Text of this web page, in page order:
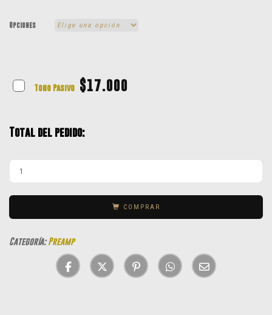
Opciones
Tono Pasivo $17.000
Total del pedido:
COMPRAR
Categoría:Preamp